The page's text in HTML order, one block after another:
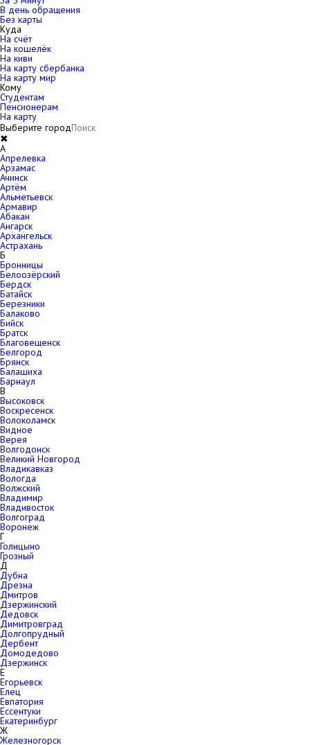
В день обращения
Без карты
Куда
На счёт
На кошелёк
На киви
На карту сбербанка
На карту мир
Кому
Студентам
Пенсионерам
На карту
Выберите город
✖
A
Апрелевка
Арзамас
Ачинск
Артём
Альметьевск
Армавир
Абакан
Ангарск
Архангельск
Астрахань
Б
Бронницы
Белоозёрский
Бердск
Батайск
Березники
Балаково
Бийск
Братск
Благовещенск
Белгород
Брянск
Балашиха
Барнаул
В
Высоковск
Воскресенск
Волоколамск
Видное
Верея
Волгодонск
Великий Новгород
Владикавказ
Вологда
Волжский
Владимир
Владивосток
Волгоград
Воронеж
Г
Голицыно
Грозный
Д
Дубна
Дрезна
Дмитров
Дзержинский
Дедовск
Димитровград
Долгопрудный
Дербент
Домодедово
Дзержинск
Е
Егорьевск
Елец
Евпатория
Ессентуки
Екатеринбург
Ж
Железногорск